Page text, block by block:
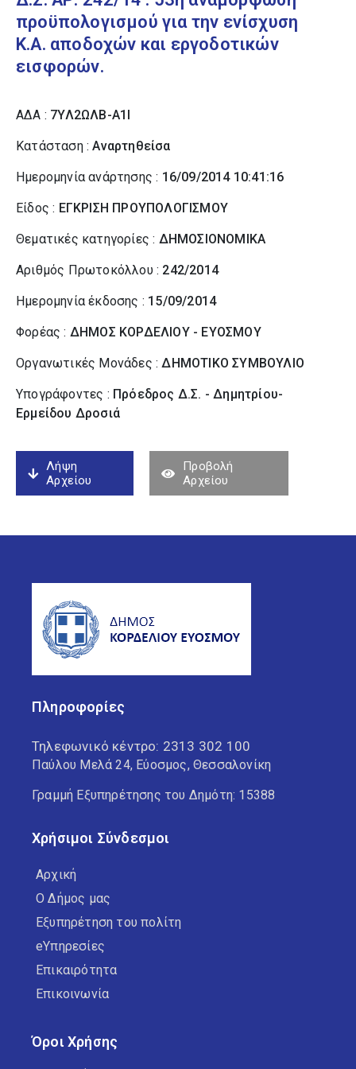
προϋπολογισμού για την ενίσχυση
Κ.Α. αποδοχών και εργοδοτικών
εισφορών.
ΑΔΑ : 7ΥΛ2ΩΛΒ-Α1Ι
Κατάσταση :Αναρτηθείσα
Ημερομηνία ανάρτησης : 16/09/2014 10:41:16
Είδος : ΕΓΚΡΙΣΗ ΠΡΟΥΠΟΛΟΓΙΣΜΟΥ
Θεματικές κατηγορίες : ΔΗΜΟΣΙΟΝΟΜΙΚΑ
Αριθμός Πρωτοκόλλου : 242/2014
Ημερομηνία έκδοσης : 15/09/2014
Φορέας : ΔΗΜΟΣ ΚΟΡΔΕΛΙΟΥ - ΕΥΟΣΜΟΥ
Οργανωτικές Μονάδες :ΔΗΜΟΤΙΚΟ ΣΥΜΒΟΥΛΙΟ
Υπογράφοντες : Πρόεδρος Δ.Σ. - Δημητρίου-
Ερμείδου Δροσιά
Λήψη
Αρχείου
Προβολή
Αρχείου
Πληροφορίες
Τηλεφωνικό κέντρο: 2313 302 100
Παύλου Μελά 24, Εύοσμος, Θεσσαλονίκη
Γραμμή Εξυπηρέτησης του Δημότη: 15388
Χρήσιμοι Σύνδεσμοι
Αρχική
Ο Δήμος μας
Εξυπηρέτηση του πολίτη
eΥπηρεσίες
Επικαιρότητα
Επικοινωνία
Όροι Χρήσης